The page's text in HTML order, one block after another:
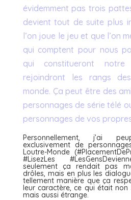
évidemment pas trois
devient tout de suite plus
l’on joue le jeu et que l’on
qui comptent pour nous
qui constitueront
rejoindront les rangs
monde. Ça peut être des
personnages de série télé
personnages de vos
Personnellement, j’ai
exclusivement de
Loutre-Monde
#LisezLes
seulement ça rendait pas
drôles, mais en plus les
tellement manière que ça
leur caractère, ce qui était non
mais aussi étrange.